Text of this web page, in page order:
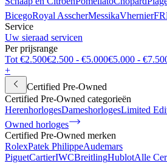
BicegoRoyal AsscherMessikaVhernier
Service
Uw sieraad servicen
Per prijsrange
Tot €2.500€2.500 - €5.000€5.000 -
+
Certified Pre-Owned
Certified Pre-Owned categorieën
HerenhorlogesDameshorlogesLimited
Owned horloges
Certified Pre-Owned merken
RolexPatek PhilippeAudemars
PiguetCartierIWCBreitlingHublotAlle